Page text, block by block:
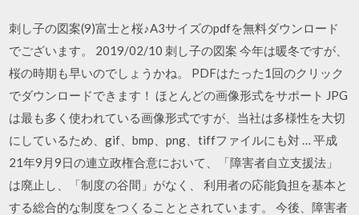
刺し子の図案(9)富士と桜♪A3サイズのpdfを無料ダウンロード
でございます。 2019/02/10 刺し子の図案 今年は暖冬ですが、
桜の時期も早いのでしょうかね。 PDFはたった1回のクリック
でダウンロードできます！ ほとんどの画像形式をサポート JPG
は最も多く使われている画像形式ですが、当社は多様性を大切
にしているため、gif、bmp、png、tiffファイルにも対 … 平成
21年9月9日の連立政権合意において、「障害者自立支援法」
は廃止し、「制度の谷間」がなく、 利用者の応能負担を基本と
する総合的な制度をつくることとされています。 今後、障害者